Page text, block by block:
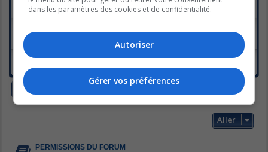
Dernier message parFannie« sam. févr. 08, 2014 11:27 am
Réponses :13
Et c'est Parti!!
Dernier message pargrigri25«jeu. févr. 06, 2014 10:32 am
Nouveau sujet
Aller
PERMISSIONS DU FORUM
dans les paramètres des cookies et de confidentialité.
Autoriser
Gérer vos préférences